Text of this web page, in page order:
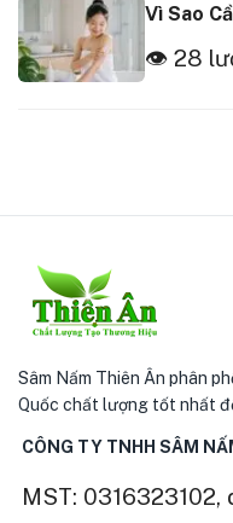
Vì Sao
👁 28
Sâm Nấm Thiên Ân phân
Quốc chất lượng tốt nhất
CÔNG TY TNHH SÂM
MST: 0316323102,